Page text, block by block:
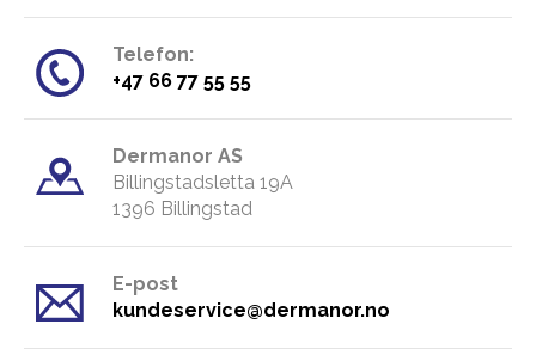
Telefon:
​+47 66 77 55 55
Dermanor AS
Billingstadsletta 19A
​1396 Billingstad
E-post
kundeservice@dermanor.no